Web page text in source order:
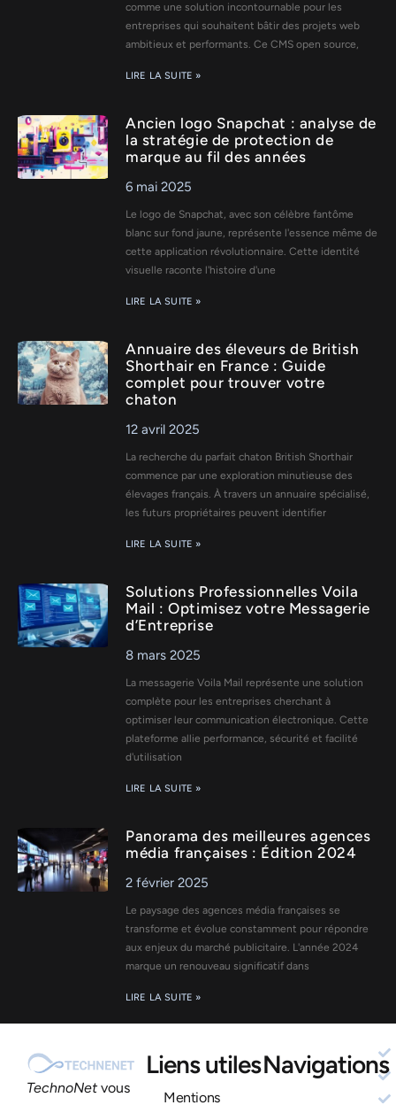
comme une solution incontournable pour les
entreprises qui souhaitent bâtir des projets web
ambitieux et performants. Ce CMS open source,
LIRE LA SUITE »
Ancien logo Snapchat : analyse de
la stratégie de protection de
marque au fil des années
6 mai 2025
Le logo de Snapchat, avec son célèbre fantôme
blanc sur fond jaune, représente l'essence même de
cette application révolutionnaire. Cette identité
visuelle raconte l'histoire d'une
LIRE LA SUITE »
Annuaire des éleveurs de British
Shorthair en France : Guide
complet pour trouver votre
chaton
12 avril 2025
La recherche du parfait chaton British Shorthair
commence par une exploration minutieuse des
élevages français. À travers un annuaire spécialisé,
les futurs propriétaires peuvent identifier
LIRE LA SUITE »
Solutions Professionnelles Voila
Mail : Optimisez votre Messagerie
d’Entreprise
8 mars 2025
La messagerie Voila Mail représente une solution
complète pour les entreprises cherchant à
optimiser leur communication électronique. Cette
plateforme allie performance, sécurité et facilité
d'utilisation
LIRE LA SUITE »
Panorama des meilleures agences
média françaises : Édition 2024
2 février 2025
Le paysage des agences média françaises se
transforme et évolue constamment pour répondre
aux enjeux du marché publicitaire. L'année 2024
marque un renouveau significatif dans
LIRE LA SUITE »
TechnoNetvous
Liens utiles
Mentions
Navigations